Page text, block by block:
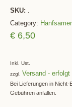
SKU: .
Category:
€ 6,50
Inkl. Ust.
zzgl. Versand
Bei Lieferungen in
Gebühren anfallen.